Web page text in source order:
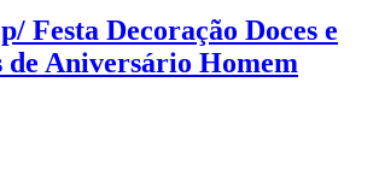
Festa Decoração Doces e
de Aniversário Homem